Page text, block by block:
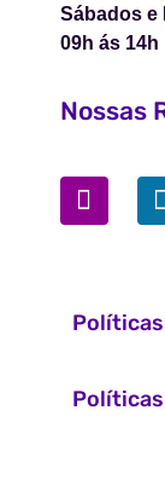
Sábados e
09h ás 14h
Nossas